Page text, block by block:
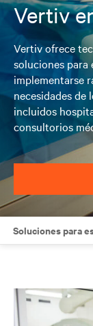
Vertiv
Vertiv ofrece
soluciones para
implementarse
necesidades de
incluidos
consultorios
Soluciones para
Armario de red e